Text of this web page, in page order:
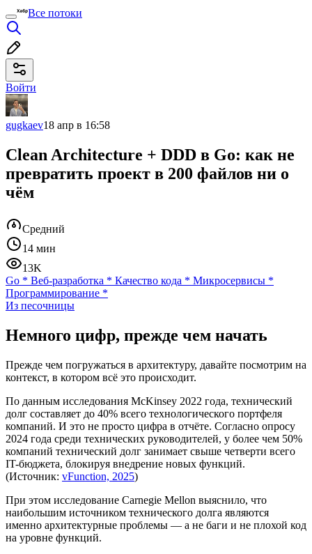
Все потоки
Войти
gugkaev18 апр в 16:58
Clean Architecture + DDD в Go: как не
превратить проект в 200 файлов ни о
чём
Средний
14 мин
13K
Go * Веб-разработка * Качество кода * Микросервисы *
Программирование *
Из песочницы
Немного цифр, прежде чем начать
Прежде чем погружаться в архитектуру, давайте посмотрим на
контекст, в котором всё это происходит.
По данным исследования McKinsey 2022 года, технический
долг составляет до 40% всего технологического портфеля
компаний. И это не просто цифра в отчёте. Согласно опросу
2024 года среди технических руководителей, у более чем 50%
компаний технический долг занимает свыше четверти всего
IT-бюджета, блокируя внедрение новых функций.
(Источник: vFunction, 2025)
При этом исследование Carnegie Mellon выяснило, что
наибольшим источником технического долга являются
именно архитектурные проблемы — а не баги и не плохой код
на уровне функций.